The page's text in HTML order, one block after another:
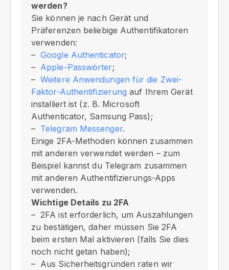
werden?
Sie können je nach Gerät und
Präferenzen beliebige Authentifikatoren
verwenden:
Google Authenticator;
Apple-Passwörter;
Weitere Anwendungen für die Zwei-
Faktor-Authentifizierung auf Ihrem Gerät
installiert ist (z. B. Microsoft
Authenticator, Samsung Pass);
Telegram Messenger.
Einige 2FA-Methoden können zusammen
mit anderen verwendet werden – zum
Beispiel kannst du Telegram zusammen
mit anderen Authentifizierungs-Apps
verwenden.
Wichtige Details zu 2FA
2FA ist erforderlich, um Auszahlungen
zu bestätigen, daher müssen Sie 2FA
beim ersten Mal aktivieren (falls Sie dies
noch nicht getan haben);
Aus Sicherheitsgründen raten wir